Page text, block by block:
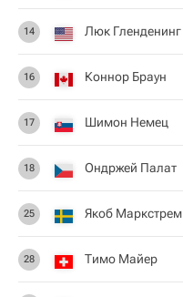
14 Люк Гленденинг
16 Коннор Браун
17 Шимон Немец
18 Ондржей Палат
25 Якоб Маркстрем
28 Тимо Майер